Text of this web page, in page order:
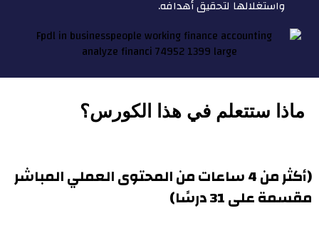
واستغلالها لتحقيق أهدافه.
ماذا ستتعلم في هذا الكورس؟
(أكثر من 4 ساعات من المحتوى العملي المباشر
مقسمة على 31 درسًا)